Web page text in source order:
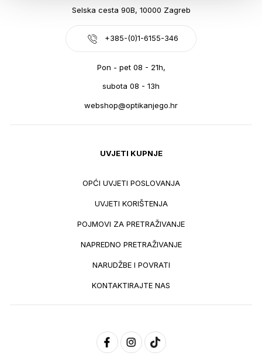
Selska cesta 90B, 10000 Zagreb
+385-(0)1-6155-346
Pon - pet 08 - 21h,
subota 08 - 13h
webshop@optikanjego.hr
UVJETI KUPNJE
OPĆI UVJETI POSLOVANJA
UVJETI KORIŠTENJA
POJMOVI ZA PRETRAŽIVANJE
NAPREDNO PRETRAŽIVANJE
NARUDŽBE I POVRATI
KONTAKTIRAJTE NAS